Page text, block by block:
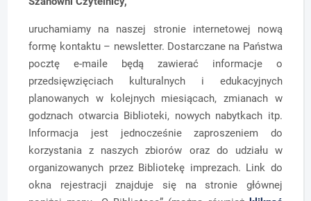
uruchamiamy na naszej stronie internetowej nową
formę kontaktu – newsletter. Dostarczane na Państwa
pocztę e-maile będą zawierać informacje o
przedsięwzięciach kulturalnych i edukacyjnych
planowanych w kolejnych miesiącach, zmianach w
godznach otwarcia Biblioteki, nowych nabytkach itp.
Informacja jest jednocześnie zaproszeniem do
korzystania z naszych zbiorów oraz do udziału w
organizowanych przez Bibliotekę imprezach. Link do
okna rejestracji znajduje się na stronie głównej